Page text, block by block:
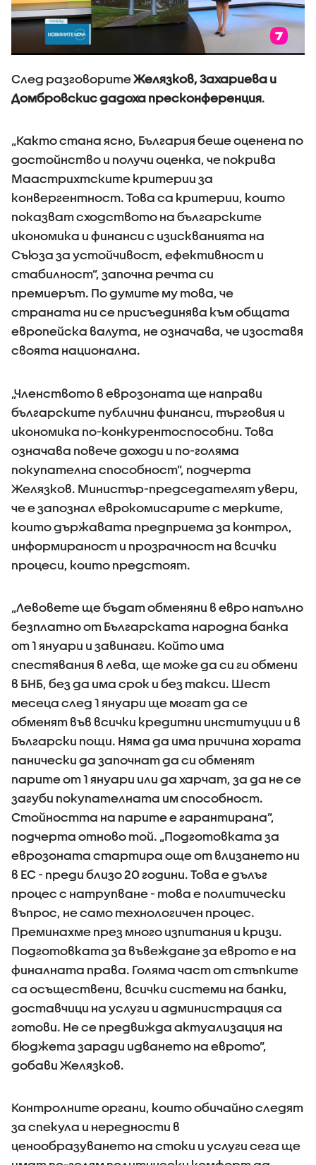
След разговоритеЖелязков, Захариева и
Домбровскис дадоха пресконференция.
„Както стана ясно, България беше оценена по
достойнство и получи оценка, че покрива
Маастрихтските критерии за
конвергентност. Това са критерии, които
показват сходството на българските
икономика и финанси с изискванията на
Съюза за устойчивост, ефективност и
стабилност”, започна речта си
премиерът. По думите му това, че
страната ни се присъединява към общата
европейска валута, не означава, че изоставя
своята национална.
„Членството в еврозоната ще направи
българските публични финанси, търговия и
икономика по-конкурентоспособни. Това
означава повече доходи и по-голяма
покупателна способност”, подчерта
Желязков. Министър-председателят увери,
че е запознал еврокомисарите с мерките,
които държавата предприема за контрол,
информираност и прозрачност на всички
процеси, които предстоят.
„Левовете ще бъдат обменяни в евро напълно
безплатно от Българската народна банка
от 1 януари и завинаги. Който има
спестявания в лева, ще може да си ги обмени
в БНБ, без да има срок и без такси. Шест
месеца след 1 януари ще могат да се
обменят във всички кредитни институции и в
Български пощи. Няма да има причина хората
панически да започнат да си обменят
парите от 1 януари или да харчат, за да не се
загуби покупателната им способност.
Стойността на парите е гарантирана”,
подчерта отново той. „Подготовката за
еврозоната стартира още от влизането ни
в ЕС - преди близо 20 години. Това е дълъг
процес с натрупване - това е политически
въпрос, не само технологичен процес.
Преминахме през много изпитания и кризи.
Подготовката за въвеждане за еврото е на
финалната права. Голяма част от стъпките
са осъществени, всички системи на банки,
доставчици на услуги и администрация са
готови. Не се предвижда актуализация на
бюджета заради идването на еврото”,
добави Желязков.
Контролните органи, които обичайно следят
за спекула и нередности в
ценообразуването на стоки и услуги сега ще